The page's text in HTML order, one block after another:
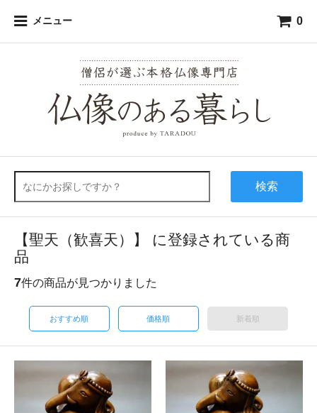
メニュー 0
検索
【聖天（歓喜天）】 に登録されている商
品
7件の商品が見つかりました
おすすめ順 価格順 新着順